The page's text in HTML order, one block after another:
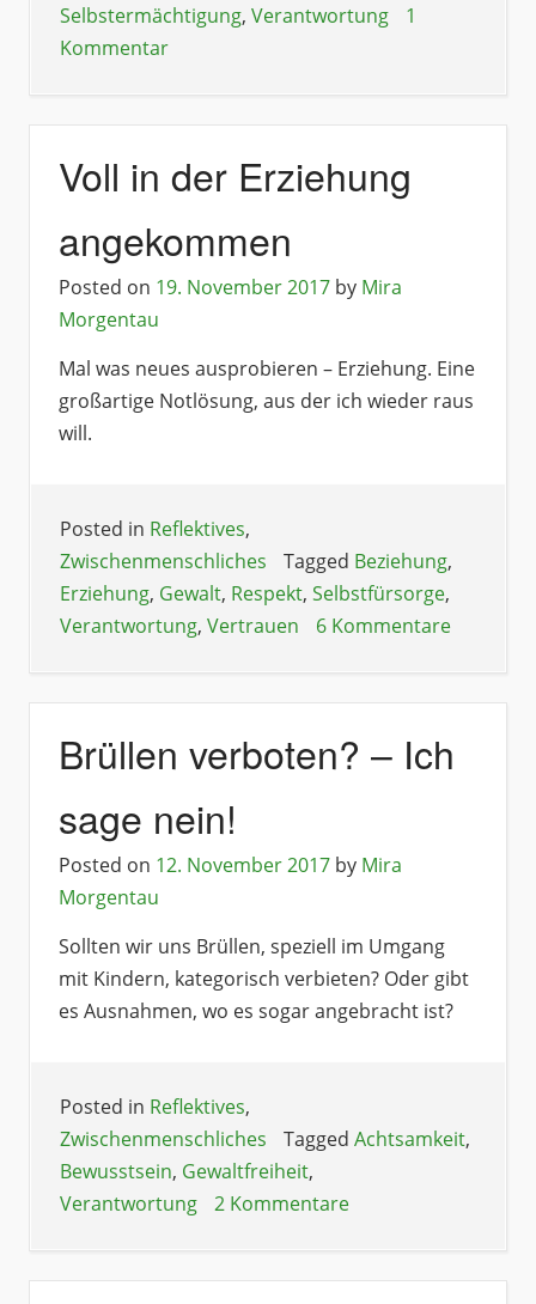
Selbstermächtigung, Verantwortung
1
Kommentar
Voll in der Erziehung
angekommen
Posted on 19. November 2017 by Mira
Morgentau
Mal was neues ausprobieren – Erziehung. Eine
großartige Notlösung, aus der ich wieder raus
will.
Posted in Reflektives,
Zwischenmenschliches
Tagged Beziehung,
Erziehung, Gewalt, Respekt, Selbstfürsorge,
Verantwortung, Vertrauen 6 Kommentare
Brüllen verboten? – Ich
sage nein!
Posted on 12. November 2017 by Mira
Morgentau
Sollten wir uns Brüllen, speziell im Umgang
mit Kindern, kategorisch verbieten? Oder gibt
es Ausnahmen, wo es sogar angebracht ist?
Posted in Reflektives,
Zwischenmenschliches
Tagged Achtsamkeit,
Bewusstsein, Gewaltfreiheit,
Verantwortung
2 Kommentare